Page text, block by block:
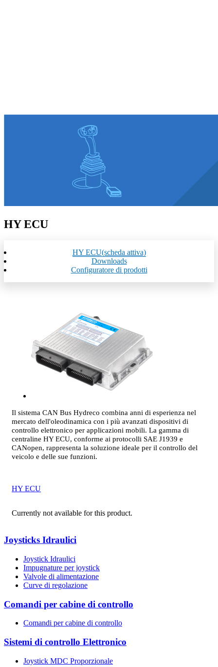
HY ECU
HY ECU(scheda attiva)
Downloads
Configuratore di prodotti
Il sistema CAN Bus Hydreco combina anni di esperienza nel
mercato dell'oleodinamica con i più avanzati dispositivi di
controllo elettronico per applicazioni mobili. La gamma di
centraline HY ECU, conforme ai protocolli SAE J1939 e
CANopen, rappresenta la soluzione ideale per il controllo del
veicolo e delle sue funzioni.
HY ECU
Currently not available for this product.
Joysticks Idraulici
Joystick Idraulici
Impugnature per joystick
Valvole di alimentazione
Curve di regolazione
Comandi per cabine di controllo
Comandi per cabine di controllo
Sistemi di controllo Elettronico
Joystick MDC Proporzionale